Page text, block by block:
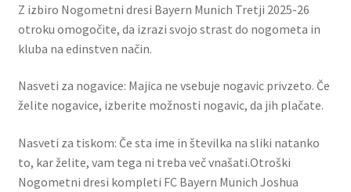
Z izbiro Nogometni dresi Bayern Munich Tretji 2025-26
otroku omogočite, da izrazi svojo strast do nogometa in
kluba na edinstven način.
Nasveti za nogavice: Majica ne vsebuje nogavic privzeto. Če
želite nogavice, izberite možnosti nogavic, da jih plačate.
Nasveti za tiskom: Če sta ime in številka na sliki natanko
to, kar želite, vam tega ni treba več vnašati.Otroški
Nogometni dresi kompleti FC Bayern Munich Joshua